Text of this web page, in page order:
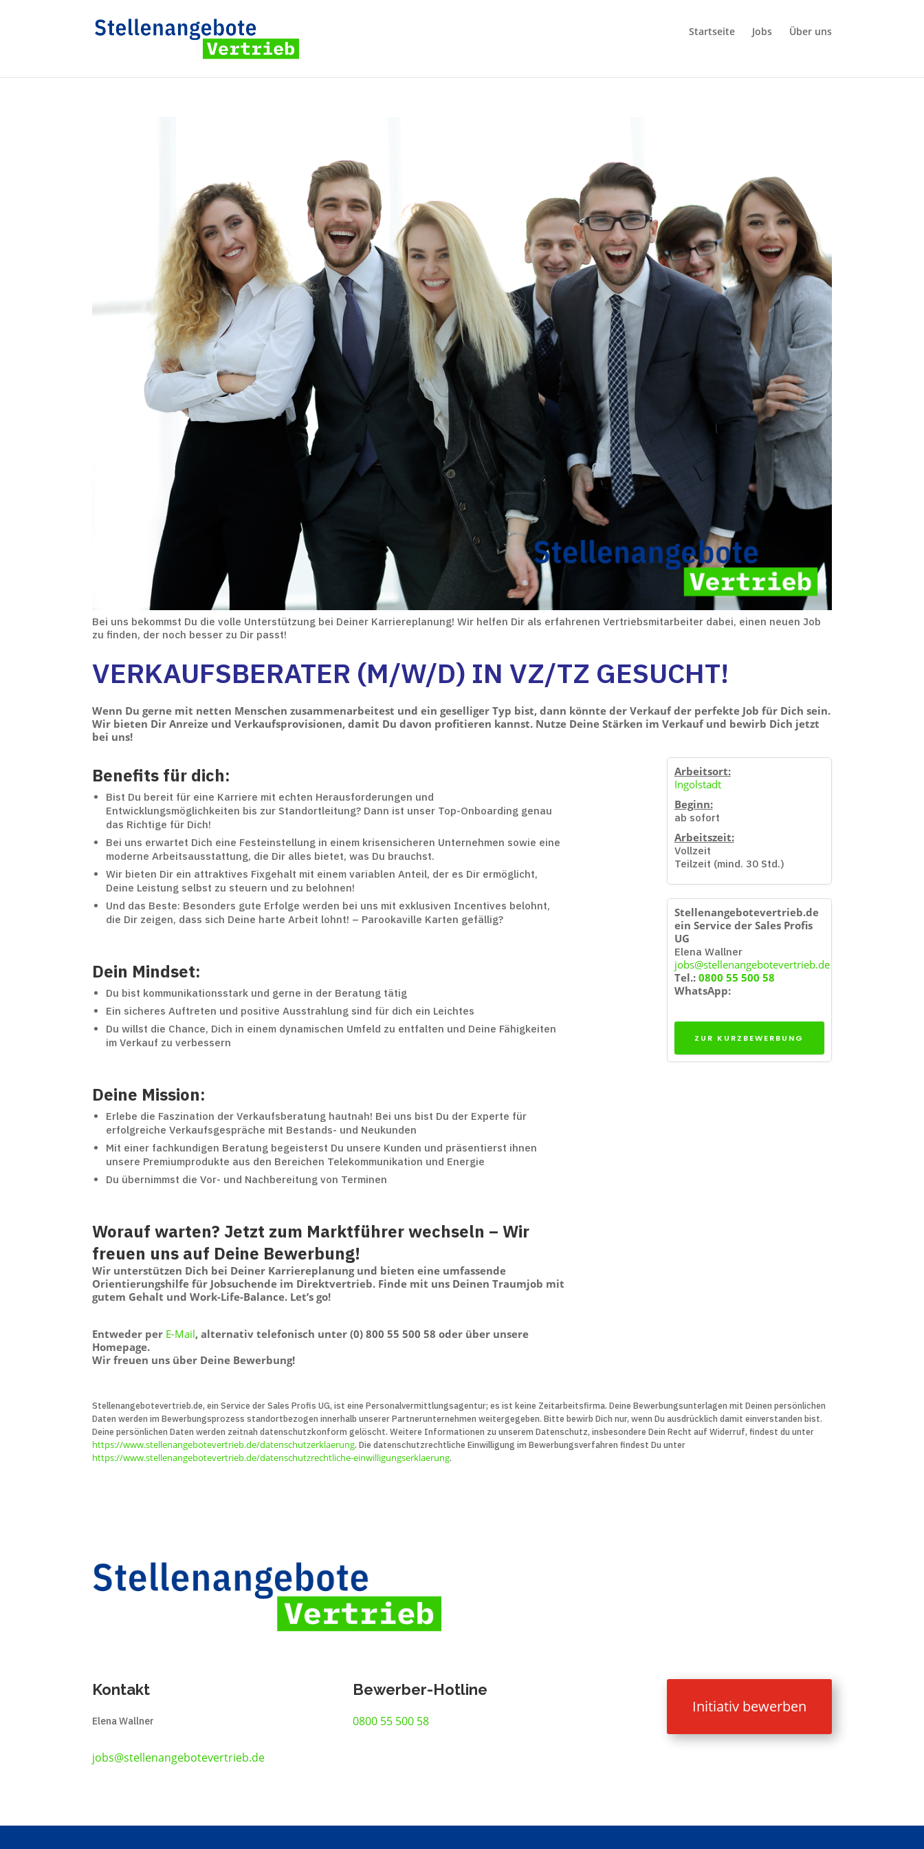
Startseite Jobs Über uns
Bei uns bekommst Du die volle Unterstützung bei Deiner Karriereplanung! Wir helfen Dir als erfahrenen Vertriebsmitarbeiter dabei, einen neuen Job
zu finden, der noch besser zu Dir passt!
VERKAUFSBERATER (M/W/D) IN VZ/TZ GESUCHT!
Wenn Du gerne mit netten Menschen zusammenarbeitest und ein geselliger Typ bist, dann könnte der Verkauf der perfekte Job für Dich sein.
Wir bieten Dir Anreize und Verkaufsprovisionen, damit Du davon profitieren kannst. Nutze Deine Stärken im Verkauf und bewirb Dich jetzt
bei uns!
Benefits für dich:
Bist Du bereit für eine Karriere mit echten Herausforderungen und
Entwicklungsmöglichkeiten bis zur Standortleitung? Dann ist unser Top-Onboarding genau
das Richtige für Dich!
Bei uns erwartet Dich eine Festeinstellung in einem krisensicheren Unternehmen sowie eine
moderne Arbeitsausstattung, die Dir alles bietet, was Du brauchst.
Wir bieten Dir ein attraktives Fixgehalt mit einem variablen Anteil, der es Dir ermöglicht,
Deine Leistung selbst zu steuern und zu belohnen!
Und das Beste: Besonders gute Erfolge werden bei uns mit exklusiven Incentives belohnt,
die Dir zeigen, dass sich Deine harte Arbeit lohnt! – Parookaville Karten gefällig?
Dein Mindset:
Du bist kommunikationsstark und gerne in der Beratung tätig
Ein sicheres Auftreten und positive Ausstrahlung sind für dich ein Leichtes
Du willst die Chance, Dich in einem dynamischen Umfeld zu entfalten und Deine Fähigkeiten
im Verkauf zu verbessern
Deine Mission:
Erlebe die Faszination der Verkaufsberatung hautnah! Bei uns bist Du der Experte für
erfolgreiche Verkaufsgespräche mit Bestands- und Neukunden
Mit einer fachkundigen Beratung begeisterst Du unsere Kunden und präsentierst ihnen
unsere Premiumprodukte aus den Bereichen Telekommunikation und Energie
Du übernimmst die Vor- und Nachbereitung von Terminen
Worauf warten? Jetzt zum Marktführer wechseln – Wir
freuen uns auf Deine Bewerbung!
Wir unterstützen Dich bei Deiner Karriereplanung und bieten eine umfassende
Orientierungshilfe für Jobsuchende im Direktvertrieb. Finde mit uns Deinen Traumjob mit
gutem Gehalt und Work-Life-Balance. Let’s go!
Entweder per E-Mail, alternativ telefonisch unter (0) 800 55 500 58 oder über unsere
Homepage.
Wir freuen uns über Deine Bewerbung!
Arbeitsort:
Ingolstadt
Beginn:
ab sofort
Arbeitszeit:
Vollzeit
Teilzeit (mind. 30 Std.)
Stellenangebotevertrieb.de
ein Service der Sales Profis
UG
Elena Wallner
jobs@stellenangebotevertrieb.de
Tel.: 0800 55 500 58
WhatsApp:
ZUR KURZBEWERBUNG
Stellenangebotevertrieb.de, ein Service der Sales Profis UG, ist eine Personal­vermittlungs­agentur; es ist keine Zeit­arbeits­firma. Deine Bewerbungs­unter­lagen mit Deinen persön­lichen
Daten werden im Bewerbungs­prozess standort­bezogen innerhalb unserer Partner­unter­nehmen weiter­gegeben. Bitte bewirb Dich nur, wenn Du aus­drücklich damit ein­verstanden bist.
Deine persön­lichen Daten werden zeitnah daten­schutz­konform gelöscht. Weitere Infor­ma­tionen zu unserem Daten­schutz, insbe­sondere Dein Recht auf Widerruf, findest du unter
https://www.stellenangebotevertrieb.de/datenschutzerklaerung. Die daten­schutz­recht­liche Ein­willigung im Bewerbungs­verfahren findest Du unter
https://www.stellenangebotevertrieb.de/datenschutzrechtliche-einwilligungserklaerung.
Kontakt
Elena Wallner
jobs@stellenangebotevertrieb.de
Bewerber-Hotline
0800 55 500 58
Initiativ bewerben